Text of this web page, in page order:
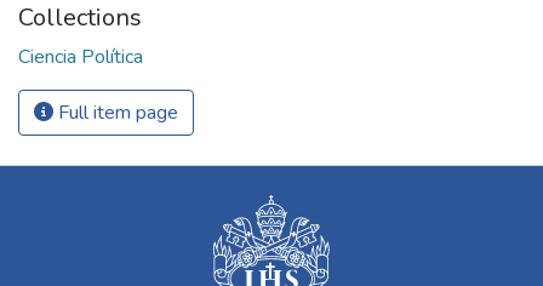
Collections
Ciencia Política
Full item page